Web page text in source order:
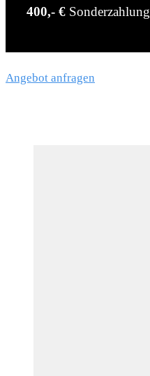
400,- € Sonderzahlung
Angebot anfragen